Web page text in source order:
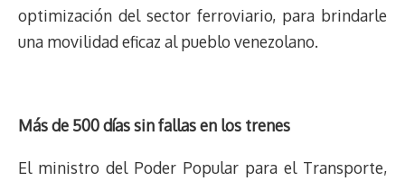
optimización del sector ferroviario, para brindarle
una movilidad eficaz al pueblo venezolano.
Más de 500 días sin fallas en los trenes
El ministro del Poder Popular para el Transporte,